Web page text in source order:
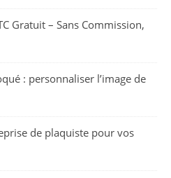
Gratuit – Sans Commission,
: personnaliser l’image de
de plaquiste pour vos